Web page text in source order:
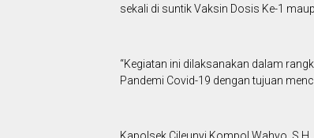
sekali di suntik Vaksin Dosis Ke-1
“Kegiatan ini dilaksanakan dalam
Pandemi Covid-19 dengan tujuan